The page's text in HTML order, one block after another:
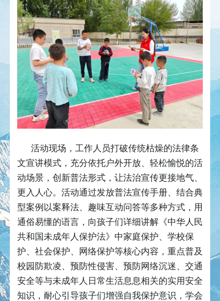
活动现场，工作人员打破传统枯燥的法律条
文宣讲模式，充分依托户外开放、轻松愉悦的活
动场景，创新普法形式，让法治宣传更接地气、
更入人心。活动通过发放普法宣传手册、结合典
型案例以案释法、趣味互动问答等多种方式，用
通俗易懂的语言，向孩子们详细讲解《中华人民
共和国未成年人保护法》中家庭保护、学校保
护、社会保护、网络保护等核心内容，重点普及
校园防欺凌、预防性侵害、预防网络沉迷、交通
安全等与未成年人日常生活息息相关的实用安全
知识，耐心引导孩子们增强自我保护意识，学会